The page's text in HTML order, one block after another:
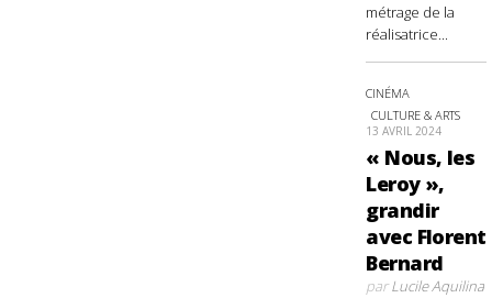
métrage de la
réalisatrice...
CINÉMA
CULTURE & ARTS
13 AVRIL 2024
« Nous, les
Leroy »,
grandir
avec Florent
Bernard
parLucile Aquilina